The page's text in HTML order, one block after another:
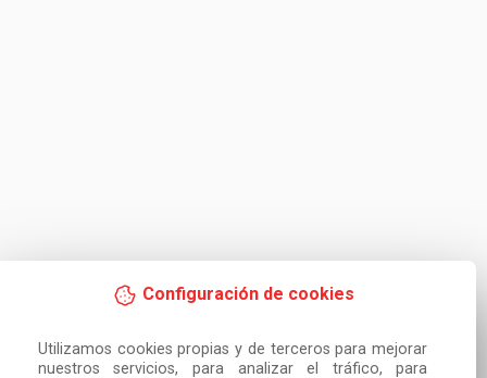
Configuración de cookies
Utilizamos cookies propias y de terceros para mejorar
nuestros servicios, para analizar el tráfico, para